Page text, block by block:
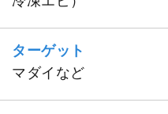
ターゲット
マダイなど